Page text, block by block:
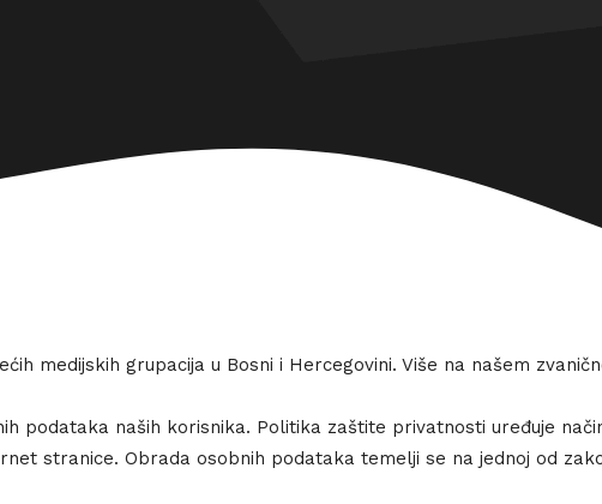
medijskih grupacija u Bosni i Hercegovini. Više na našem
podataka naših korisnika. Politika zaštite privatnosti uređuje
stranice. Obrada osobnih podataka temelji se na jednoj od